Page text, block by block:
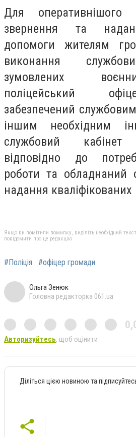
Для оперативнішого
звернення та
допомоги жителям
виконання
зумовлених
поліцейський
забезпечений
іншим необхідним
службовий кабінет
відповідно до
роботи та обладнаний
надання кваліфікованих
Якщо ви помітили помилку, виділіть необхідний
повідомити про це редакцію
#Поліція #офіцер громади
Ольга Зенюк
Головна редакторка 061.ua
Авторизуйтесь, щоб оцінити
Діліться цією новиною та